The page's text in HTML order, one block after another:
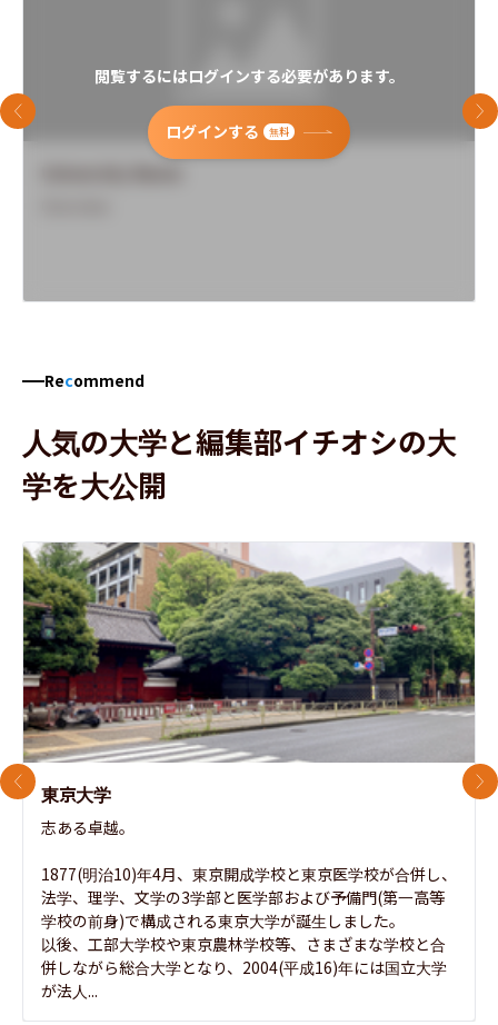
閲覧するにはログインする必要があります。
ログインする 無料
前のスライド 次
Recommend
人気の大学と編集部イチオシの大
学を大公開
東京大学
志ある卓越。
1877(明治10)年4月、東京開成学校と東京医学校が合併し、
法学、理学、文学の3学部と医学部および予備門(第一高等
学校の前身)で構成される東京大学が誕生しました。
以後、工部大学校や東京農林学校等、さまざまな学校と合
併しながら総合大学となり、2004(平成16)年には国立大学
が法人...
前のスライド 次